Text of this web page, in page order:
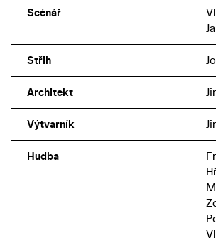
Scénář
Střih
Architekt
Výtvarník
Hudba